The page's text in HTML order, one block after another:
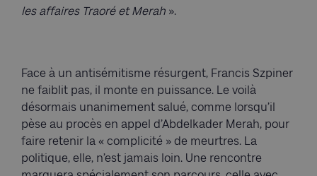
les affaires Traoré et Merah ».
Face à un antisémitisme résurgent, Francis Szpiner
ne faiblit pas, il monte en puissance. Le voilà
désormais unanimement salué, comme lorsqu’il
pèse au procès en appel d’Abdelkader Merah, pour
faire retenir la « complicité » de meurtres. La
politique, elle, n’est jamais loin. Une rencontre